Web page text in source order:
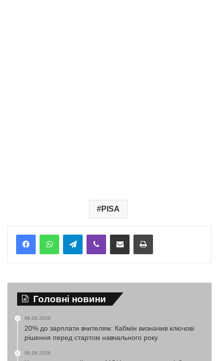
PISA
TelegramViber Надіслати електронною поштоюНадрукувати
Головні новини
06.08.2026
20% до зарплати вчителям: Кабмін визначив ключові
рішення перед стартом навчального року
06.08.2026